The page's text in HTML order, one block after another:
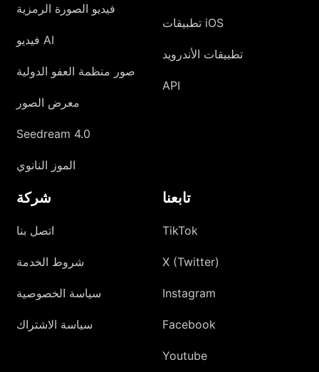
فيديو الصورة الرمزية
فيديو AI
صور منظمة العفو الدولية
معرض الصور
Seedream 4.0
الموز النانوي
تطبيقات iOS
تطبيقات الأندرويد
API
شركة
اتصل بنا
شروط الخدمة
سياسة الخصوصية
سياسة الاشتراك
تابعنا
TikTok
X (Twitter)
Instagram
Facebook
Youtube